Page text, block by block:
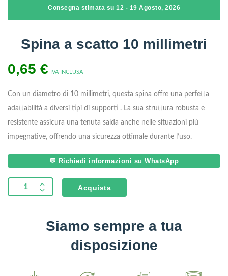
Consegna stimata su 12 - 19 Agosto, 2026
Spina a scatto 10 millimetri
0,65 € IVA INCLUSA
Con un diametro di 10 millimetri, questa spina offre una perfetta
adattabilità a diversi tipi di supporti . La sua struttura robusta e
resistente assicura una tenuta salda anche nelle situazioni più
impegnative, offrendo una sicurezza ottimale durante l’uso.
💬 Richiedi informazioni su WhatsApp
Acquista
Siamo sempre a tua
disposizione